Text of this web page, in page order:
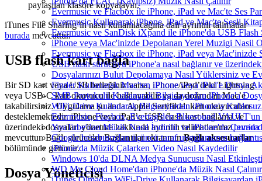
Evermusic ve Flacbox ile iPhone, iPad ve Mac'te Ses
Evermusic Kullanarak iPhone, iPad ve Mac'te Sesli
Evermusic ve SanDisk iXpand ile iPhone'da USB Flash
iPhone veya Mac'inizde Depolanan Yerel Muzigi Nasil
Evermusic ve Flacbox ile iPhone, iPad veya Mac'inizde
USB flash sürücüyü iPhone'a nasıl bağlanır ve
Dosyalarınızı Bulut Depolamaya Nasıl Yüklersiniz ve
Finder Kullanarak Mac'ten iPhone veya iPad'e Dosya
SMB Protokolü Kullanarak Bilgisayardan iPhone'a
WiFi-Drive Kullanarak Bilgisayardan iPhone'a Kablosuz
Evermusic, Flacbox, Evertag'den Bluesound VAULT'un
YouTube'dan Müzik Nasıl İndirilir ve iPhone'da
Google hesabınızdan üçüncü taraf uygulamanın
iPhone'da Müzik Çalarken Video Nasıl Kaydedilir
Windows 10'da DLNA Medya Sunucusu Nasıl
WD My Cloud Home'dan iPhone'da Müzik Nasıl Çalınır
paylaşılan klasöre kopyalayın.
iTunes File Sharing’in nasıl kullanılacağına dair ayrıntılı talimatlar
burada mevcuttur.
USB flash kart bağla
Bir SD kart veya USB belleğiniz varsa, iPhone/iPad’deki Lightning
veya USB-C kart okuyucu ile bağlayabilir ya da doğrudan Mac’e
takabilirsiniz. Uygulama şu anda Apple Sertifikalı kart okuyucuları
desteklemektedir. iPhone veya iPad’e USB flash kart bağlama ve
üzerindeki dosyaları yönetme hakkında ayrıntılı talimatlarımızburada
mevcuttur. Bağlı sürücüler Bağlantılar ekranınınBağlı aksesuarlar
bölümünde görünür.
Dosya Yöneticisi